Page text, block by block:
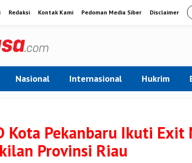
Redaksi Kontak Kami Pedoman Media Siber Disclaimer
Nasional Internasional Hukrim
Kota Pekanbaru Ikuti Exit
Provinsi Riau